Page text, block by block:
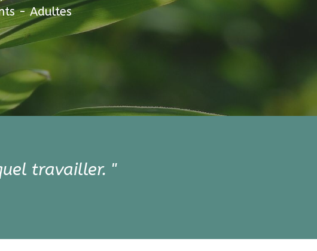
- Adultes
travailler. "